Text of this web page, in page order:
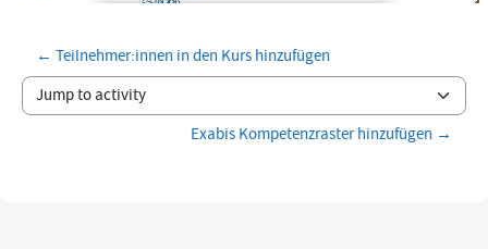
← Teilnehmer:innen in den Kurs hinzufügen
Jump to activity
Exabis Kompetenzraster hinzufügen →